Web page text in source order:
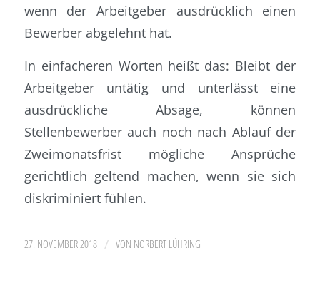
wenn der Arbeitgeber ausdrücklich einen
Bewerber abgelehnt hat.
In einfacheren Worten heißt das: Bleibt der
Arbeitgeber untätig und unterlässt eine
ausdrückliche Absage, können
Stellenbewerber auch noch nach Ablauf der
Zweimonatsfrist mögliche Ansprüche
gerichtlich geltend machen, wenn sie sich
diskriminiert fühlen.
27. NOVEMBER 2018 / VON NORBERT LÜHRING